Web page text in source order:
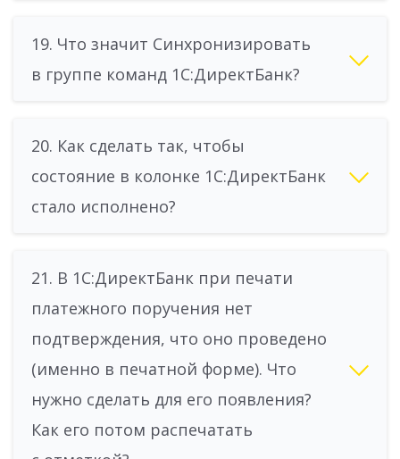
19. Что значит Синхронизировать
в группе команд 1С:ДиректБанк?
20. Как сделать так, чтобы
состояние в колонке 1С:ДиректБанк
стало исполнено?
21. В 1С:ДиректБанк при печати
платежного поручения нет
подтверждения, что оно проведено
(именно в печатной форме). Что
нужно сделать для его появления?
Как его потом распечатать